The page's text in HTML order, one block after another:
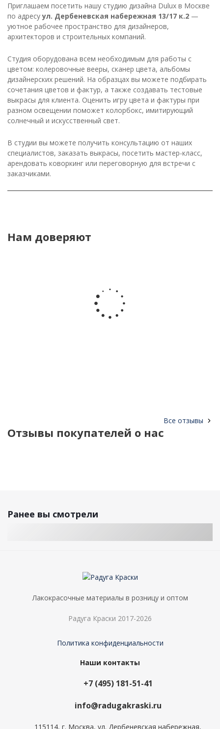
Приглашаем посетить нашу студию дизайна Dulux в Москве
по адресуул. Дербеневская набережная 13/17 к.2 —
уютное рабочее пространство для дизайнеров,
архитекторов и строительных компаний.
Студия оборудована всем необходимым для работы с
цветом: колеровочные вееры, сканер цвета, альбомы
дизайнерских решений. На образцах вы можете подбирать
сочетания цветов и фактур, а также создавать тестовые
выкрасы для клиента. Оценить игру цвета и фактуры при
разном освещении поможет колорбокс, имитирующий
солнечный и искусственный свет.
В студии вы можете получить консультацию от наших
специалистов, заказать выкрасы, посетить мастер-класс,
арендовать коворкинг или переговорную для встречи с
заказчиками.
Нам доверяют
Отзывы покупателей о нас
Все отзывы
Ранее вы смотрели
Лакокрасочные материалы в розницу и оптом
Радуга Краски 2017-2026
Политика конфиденциальности
Наши контакты
+7 (495) 181-51-41
info@radugakraski.ru
115114, г. Москва, ул. Дербеневская набережная,